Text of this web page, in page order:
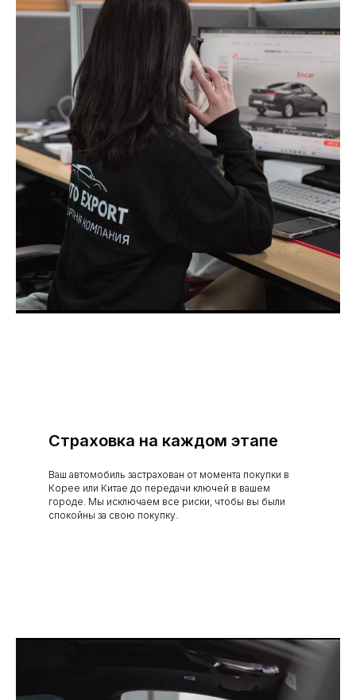
Страховка на каждом этапе
Ваш автомобиль застрахован от момента покупки в
Корее или Китае до передачи ключей в вашем
городе. Мы исключаем все риски, чтобы вы были
спокойны за свою покупку.